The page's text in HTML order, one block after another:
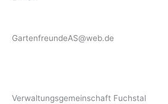
GartenfreundeAS@web.de
Verwaltungsgemeinschaft Fuchstal